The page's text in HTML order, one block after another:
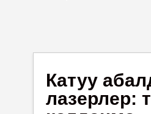
Катуу
лазерлер: